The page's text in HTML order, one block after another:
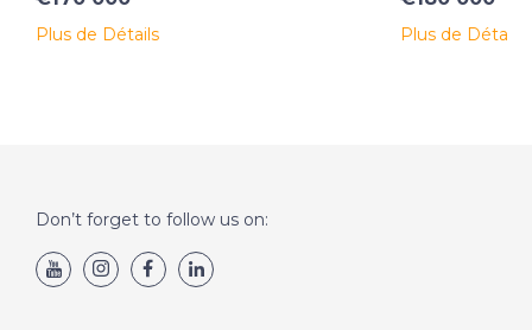
Plus de Détails Plus de Détails
Don’t forget to follow us on: